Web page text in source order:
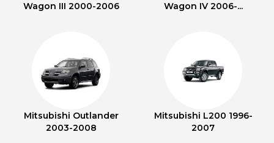
Wagon III 2000-2006
Wagon IV 2006-...
Mitsubishi Outlander
2003-2008
Mitsubishi L200 1996-
2007